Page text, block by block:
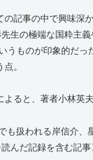
記事の中で興味深
先生の極端な国粋主
うものが印象的だ
。
ると、著者小林英
も扱われる岸信介
んだ記録を含む記事